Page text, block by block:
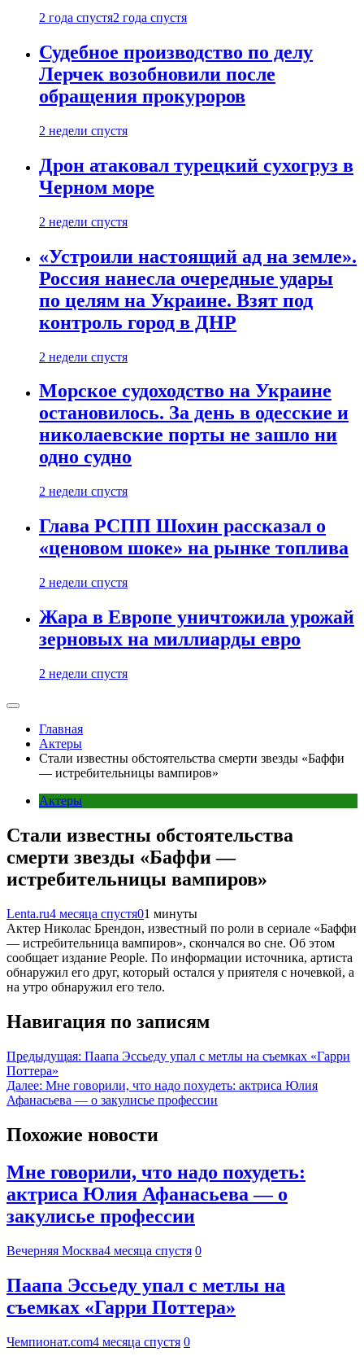
2 года спустя2 года спустя
Судебное производство по делу
Лерчек возобновили после
обращения прокуроров
2 недели спустя
Дрон атаковал турецкий сухогруз в
Черном море
2 недели спустя
«Устроили настоящий ад на земле».
Россия нанесла очередные удары
по целям на Украине. Взят под
контроль город в ДНР
2 недели спустя
Морское судоходство на Украине
остановилось. За день в одесские и
николаевские порты не зашло ни
одно судно
2 недели спустя
Глава РСПП Шохин рассказал о
«ценовом шоке» на рынке топлива
2 недели спустя
Жара в Европе уничтожила урожай
зерновых на миллиарды евро
2 недели спустя
Главная
Актеры
Стали известны обстоятельства смерти звезды «Баффи
— истребительницы вампиров»
Актеры
Стали известны обстоятельства
смерти звезды «Баффи —
истребительницы вампиров»
Lenta.ru4 месяца спустя01 минуты
Актер Николас Брендон, известный по роли в сериале «Баффи
— истребительница вампиров», скончался во сне. Об этом
сообщает издание People. По информации источника, артиста
обнаружил его друг, который остался у приятеля с ночевкой, а
на утро обнаружил его тело.
Навигация по записям
Предыдущая: Паапа Эссьеду упал с метлы на съемках «Гарри
Поттера»
Далее: Мне говорили, что надо похудеть: актриса Юлия
Афанасьева — о закулисье профессии
Похожие новости
Мне говорили, что надо похудеть:
актриса Юлия Афанасьева — о
закулисье профессии
Вечерняя Москва4 месяца спустя 0
Паапа Эссьеду упал с метлы на
съемках «Гарри Поттера»
Чемпионат.com4 месяца спустя 0